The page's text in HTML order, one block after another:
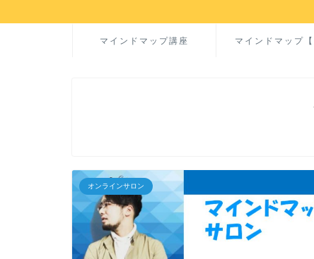
マインドマップ講座 マインドマップ【
オンラインサロン